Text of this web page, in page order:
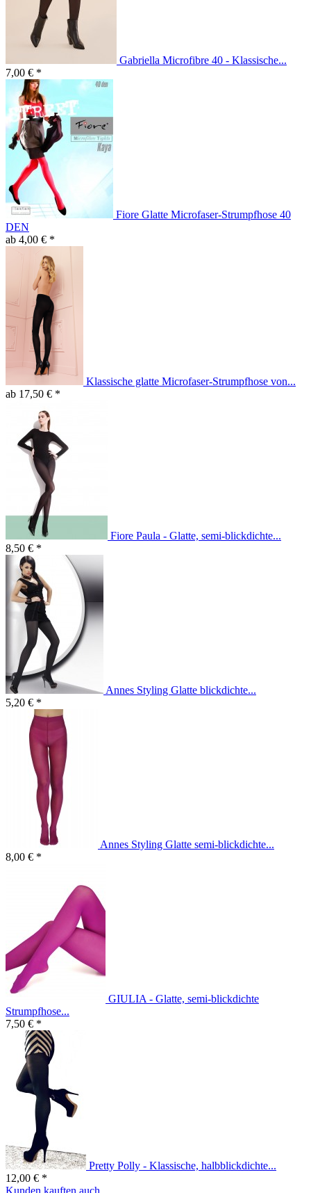
Gabriella Microfibre 40 - Klassische...
7,00 € *
Fiore Glatte Microfaser-Strumpfhose 40
DEN
ab 4,00 € *
Klassische glatte Microfaser-Strumpfhose von...
ab 17,50 € *
Fiore Paula - Glatte, semi-blickdichte...
8,50 € *
Annes Styling Glatte blickdichte...
5,20 € *
Annes Styling Glatte semi-blickdichte...
8,00 € *
GIULIA - Glatte, semi-blickdichte
Strumpfhose...
7,50 € *
Pretty Polly - Klassische, halbblickdichte...
12,00 € *
Kunden kauften auch